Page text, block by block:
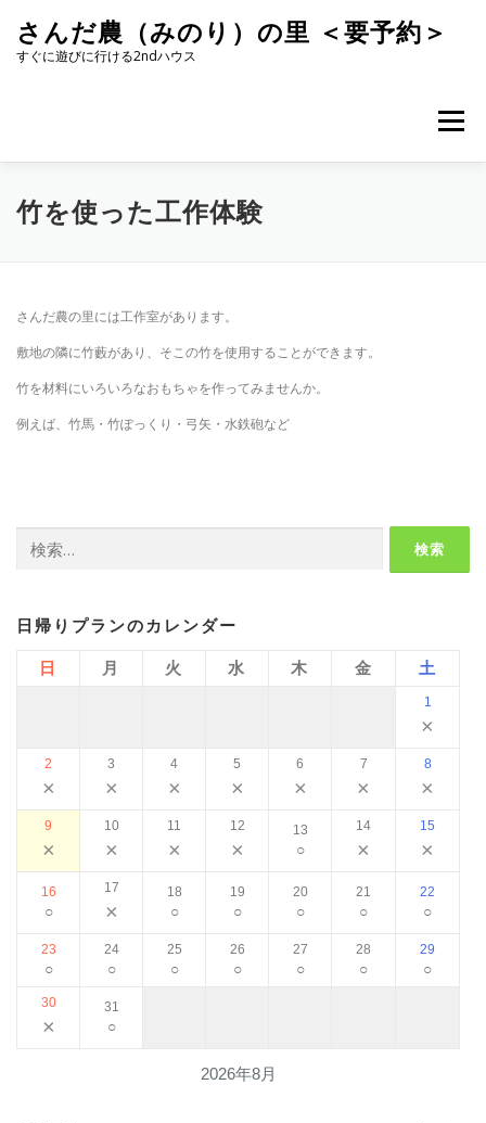
キ
さんだ農（みのり）の里 ＜要予約＞
すぐに遊びに行ける2ndハウス
メニュー
竹を使った工作体験
さんだ農の里には工作室があります。
敷地の隣に竹藪があり、そこの竹を使用することができます。
竹を材料にいろいろなおもちゃを作ってみませんか。
例えば、竹馬・竹ぽっくり・弓矢・水鉄砲など
索:
日帰りプランのカレンダー
2026年8月
日 月 火 水 木 金 土
1
×
2
×
3
×
4
×
5
×
6
×
7
×
8
×
9
×
10
×
11
×
12
×
13
○
14
×
15
×
16
○
17
×
18
○
19
○
20
○
21
○
22
○
23
○
24
○
25
○
26
○
27
○
28
○
29
○
30
×
31
○